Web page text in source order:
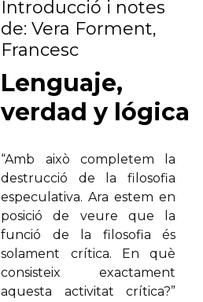
Introducció i notes
de: Vera Forment,
Francesc
Lenguaje,
verdad y lógica
“Amb això completem la
destrucció de la filosofia
especulativa. Ara estem en
posició de veure que la
funció de la filosofia és
solament crítica. En què
consisteix exactament
aquesta activitat crítica?”